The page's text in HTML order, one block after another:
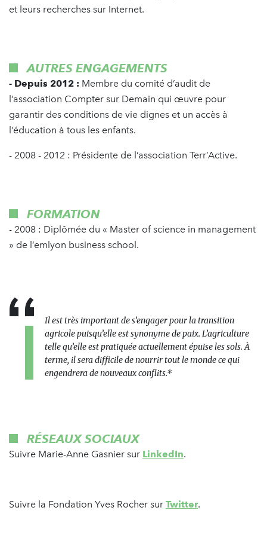
et leurs recherches sur Internet.
AUTRES ENGAGEMENTS
- Depuis 2012 : Membre du comité d’audit de
l’association Compter sur Demain qui œuvre pour
garantir des conditions de vie dignes et un accès à
l’éducation à tous les enfants.
- 2008 - 2012 : Présidente de l’association Terr’Active.
FORMATION
- 2008 : Diplômée du « Master of science in management
» de l’emlyon business school.
Il est très important de s’engager pour la transition
agricole puisqu’elle est synonyme de paix. L’agriculture
telle qu’elle est pratiquée actuellement épuise les sols. À
terme, il sera difficile de nourrir tout le monde ce qui
engendrera de nouveaux conflits.*
RÉSEAUX SOCIAUX
Suivre Marie-Anne Gasnier sur LinkedIn.
Suivre la Fondation Yves Rocher sur Twitter.